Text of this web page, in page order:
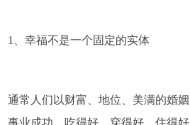
1、幸福不是一个固定的实体
通常人们以财富、地位、美满的婚
事业成功、吃得好、穿得好、住得